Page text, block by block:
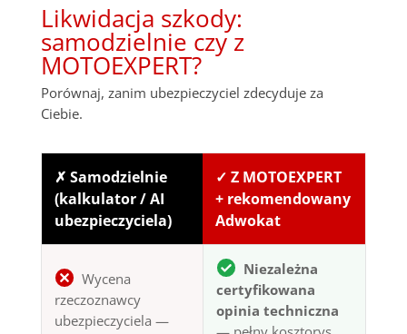
Likwidacja szkody:
samodzielnie czy z
MOTOEXPERT?
Porównaj, zanim ubezpieczyciel zdecyduje za
Ciebie.
✗ Samodzielnie
(kalkulator / AI
ubezpieczyciela)
✓ Z MOTOEXPERT
+ rekomendowany
Adwokat
Wycena
rzeczoznawcy
ubezpieczyciela —
Niezależna
certyfikowana
opinia techniczna